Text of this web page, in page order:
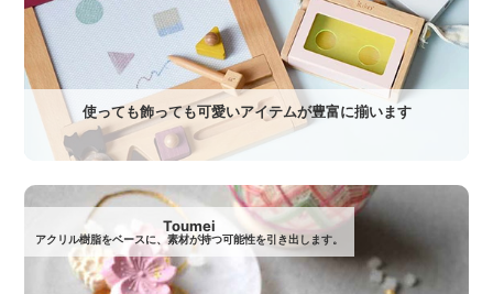
使っても飾っても可愛いアイテムが豊富に揃います
Toumei
アクリル樹脂をベースに、素材が持つ可能性を引き出します。